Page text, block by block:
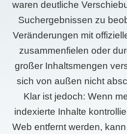
waren deutliche
Suchergebnissen zu
Veränderungen mit
zusammenfielen oder
großer Inhaltsmengen
sich von außen nicht
Klar ist jedoch: Wenn
indexierte Inhalte
Web entfernt werden,